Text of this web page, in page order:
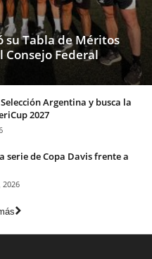
su Tabla de Méritos
Federal
Argentina y busca la
2027
serie de Copa Davis frente a
2026